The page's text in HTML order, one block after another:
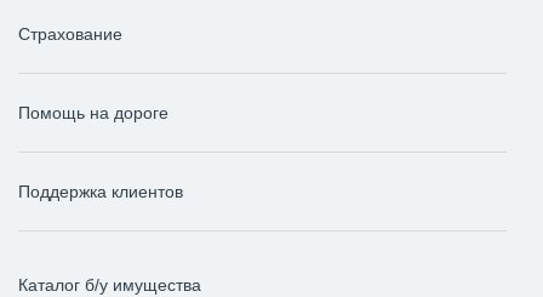
Страхование
Помощь на дороге
Поддержка клиентов
Каталог б/у имущества